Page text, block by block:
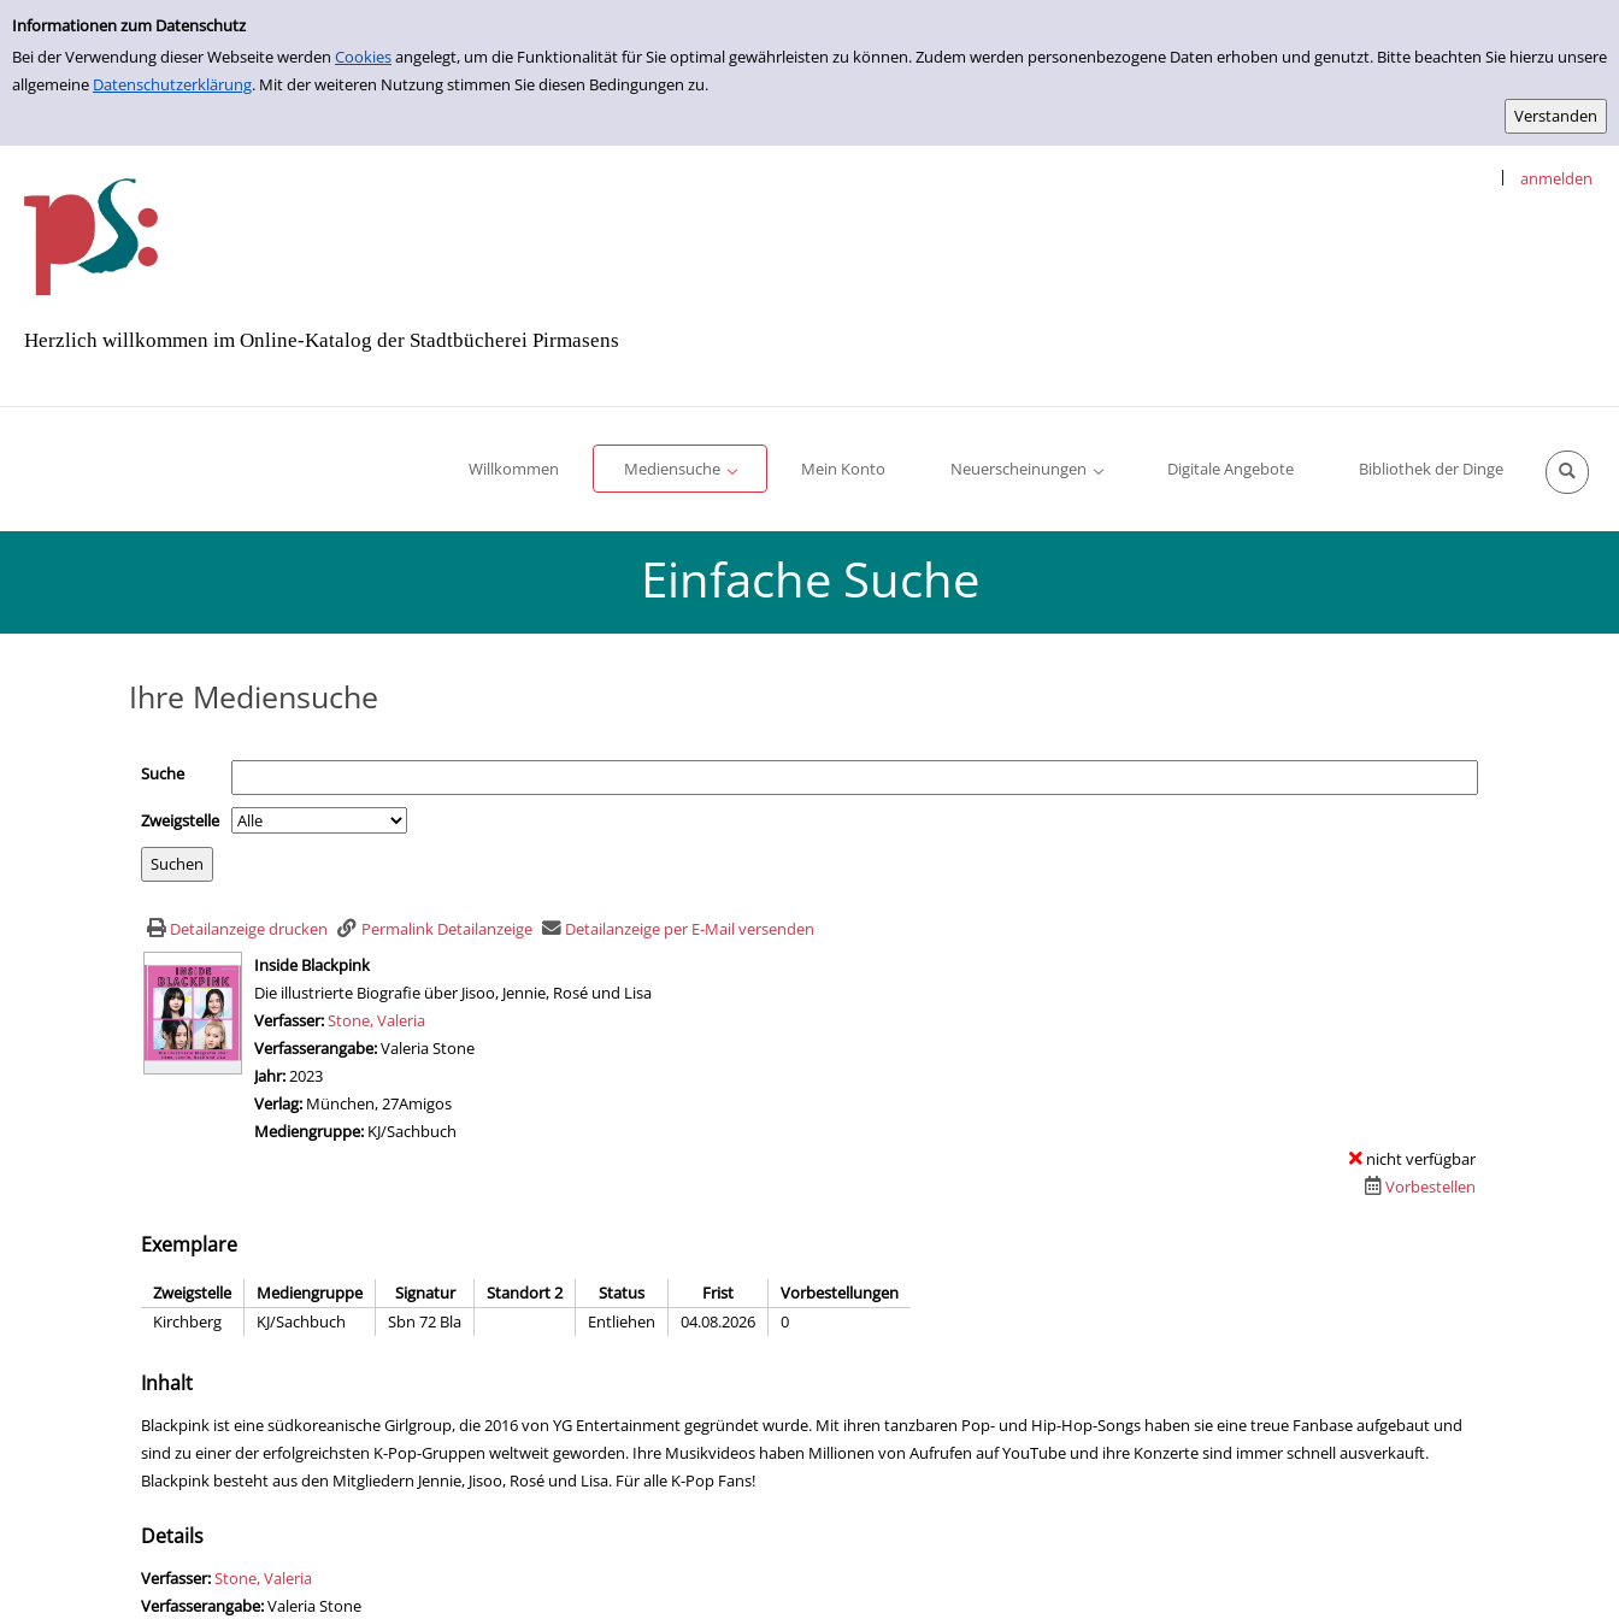
Einfache Suche
Informationen zum Datenschutz
Bei der Verwendung dieser Webseite werden Cookiesangelegt, um die Funktionalität für Sie optimal gewährleisten zu können. Zudem werden personenbezogene Daten erhoben und genutzt. Bitte beachten Sie hierzu unsere
allgemeine Datenschutzerklärung. Mit der weiteren Nutzung stimmen Sie diesen Bedingungen zu.
Zur Detailanzeige springen
Herzlich willkommen im Online-Katalog der Stadtbücherei Pirmasens
| anmelden
Willkommen
Mediensuche
Mein Konto
Neuerscheinungen
Digitale Angebote Bibliothek der Dinge
Einfache Suche
Ihre Mediensuche
Suche
Zweigstelle
Detailanzeige drucken Permalink Detailanzeige
Detailanzeige per E-Mail versenden
wird in neuem Tab geöffnet
Inside Blackpink
Die illustrierte Biografie über Jisoo, Jennie, Rosé und Lisa
Verfasser:Suche nach diesem Verfasser
Stone, Valeria
Verfasserangabe:Valeria Stone
Jahr:2023
Verlag: München, 27Amigos
Mediengruppe: KJ/Sachbuch
nicht verfügbar
Vorbestellen
Exemplare
Zweigstelle Mediengruppe Signatur Standort 2 Status Frist
Vorbestellungen
Kirchberg
KJ/Sachbuch Sbn 72 Bla Entliehen 04.08.2026 0
Inhalt
Blackpink ist eine südkoreanische Girlgroup, die 2016 von YG Entertainment gegründet wurde. Mit ihren tanzbaren Pop- und Hip-Hop-Songs haben sie eine treue Fanbase aufgebaut und
sind zu einer der erfolgreichsten K-Pop-Gruppen weltweit geworden. Ihre Musikvideos haben Millionen von Aufrufen auf YouTube und ihre Konzerte sind immer schnell ausverkauft.
Blackpink besteht aus den Mitgliedern Jennie, Jisoo, Rosé und Lisa. Für alle K-Pop Fans!
Details
Verfasser:Suche nach diesem Verfasser
Stone, Valeria
Verfasserangabe:Valeria Stone